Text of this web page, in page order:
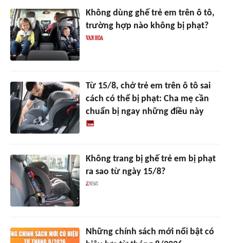
Không dùng ghế trẻ em trên ô tô,
trường hợp nào không bị phạt?
Từ 15/8, chở trẻ em trên ô tô sai
cách có thể bị phạt: Cha mẹ cần
chuẩn bị ngay những điều này
Không trang bị ghế trẻ em bị phạt
ra sao từ ngày 15/8?
Những chính sách mới nổi bật có